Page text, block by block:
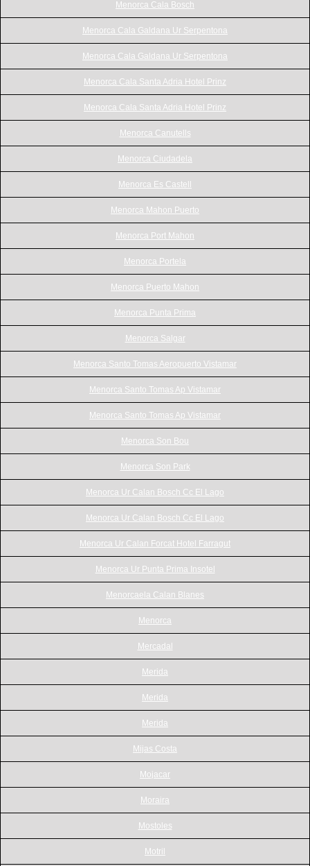
Menorca Cala Bosch
Menorca Cala Galdana Ur Serpentona
Menorca Cala Galdana Ur Serpentona
Menorca Cala Santa Adria Hotel Prinz
Menorca Cala Santa Adria Hotel Prinz
Menorca Canutells
Menorca Ciudadela
Menorca Es Castell
Menorca Mahon Puerto
Menorca Port Mahon
Menorca Portela
Menorca Puerto Mahon
Menorca Punta Prima
Menorca Salgar
Menorca Santo Tomas Aeropuerto Vistamar
Menorca Santo Tomas Ap Vistamar
Menorca Santo Tomas Ap Vistamar
Menorca Son Bou
Menorca Son Park
Menorca Ur Calan Bosch Cc El Lago
Menorca Ur Calan Bosch Cc El Lago
Menorca Ur Calan Forcat Hotel Farragut
Menorca Ur Punta Prima Insotel
Menorcaela Calan Blanes
Menorca
Mercadal
Merida
Merida
Merida
Mijas Costa
Mojacar
Moraira
Mostoles
Motril